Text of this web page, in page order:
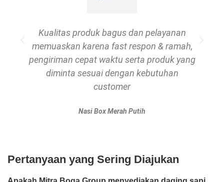
Kualitas produk bagus dan pelayanan
memuaskan karena fast respon & ramah,
pengiriman cepat waktu serta produk yang
diminta sesuai dengan kebutuhan
customer
Nasi Box Merah Putih
Pertanyaan yang Sering Diajukan